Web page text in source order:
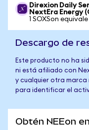
Direxion Daily
NextEra Energy
1 SOXSon
Descargo de
Este producto no ha
ni está afiliado con
y cualquier otra marca
para identificar el
Obtén NEEon